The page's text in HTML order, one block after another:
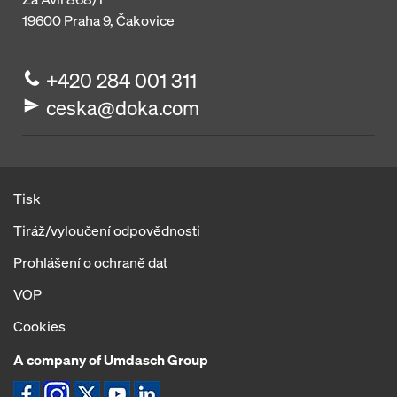
19600Praha 9, Čakovice
+420 284 001 311
ceska@doka.com
Tisk
Tiráž/vyloučení odpovědnosti
Prohlášení o ochraně dat
VOP
Cookies
A company of Umdasch Group
Ikona Facebook
Ikona Instagram
Ikona XIkona YouTube
Ikona LinkedIn